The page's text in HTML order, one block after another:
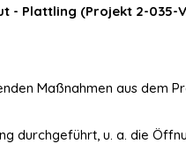
- Plattling (Projekt 2-
Maßnahmen aus dem
durchgeführt, u. a. die